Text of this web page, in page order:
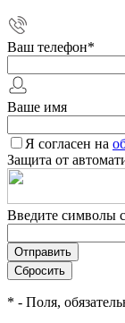
Ваш телефон*
Ваше имя
Я согласен на
Защита от
Введите символы
* - Поля,